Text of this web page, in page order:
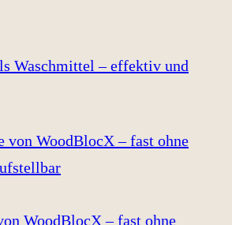
Waschmittel – effektiv und
WoodBlocX – fast ohne